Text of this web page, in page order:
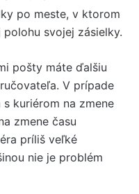
po meste, v ktorom
svojej zásielky.
pošty máte ďalšiu
V prípade
kuriérom na zmene
zmene času
príliš veľké
nie je problém